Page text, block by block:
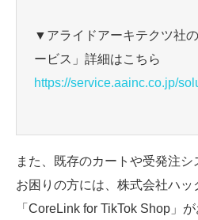
▼アライドアーキテクツ社
ービス」詳細はこちら
https://service.aainc.co.jp/
また、既存のカートや受発注
お困りの方には、株式会社ハッ
「CoreLink for TikTok Shop」が